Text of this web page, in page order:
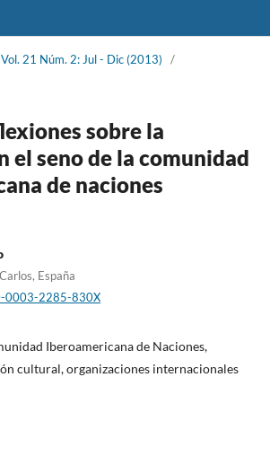
Vol. 21 Núm. 2: Jul - Dic (2013)
/
sobre la
el seno de la comunidad
de naciones
España
0003-2285-830X
Iberoamericana de Naciones,
cultural, organizaciones internacionales